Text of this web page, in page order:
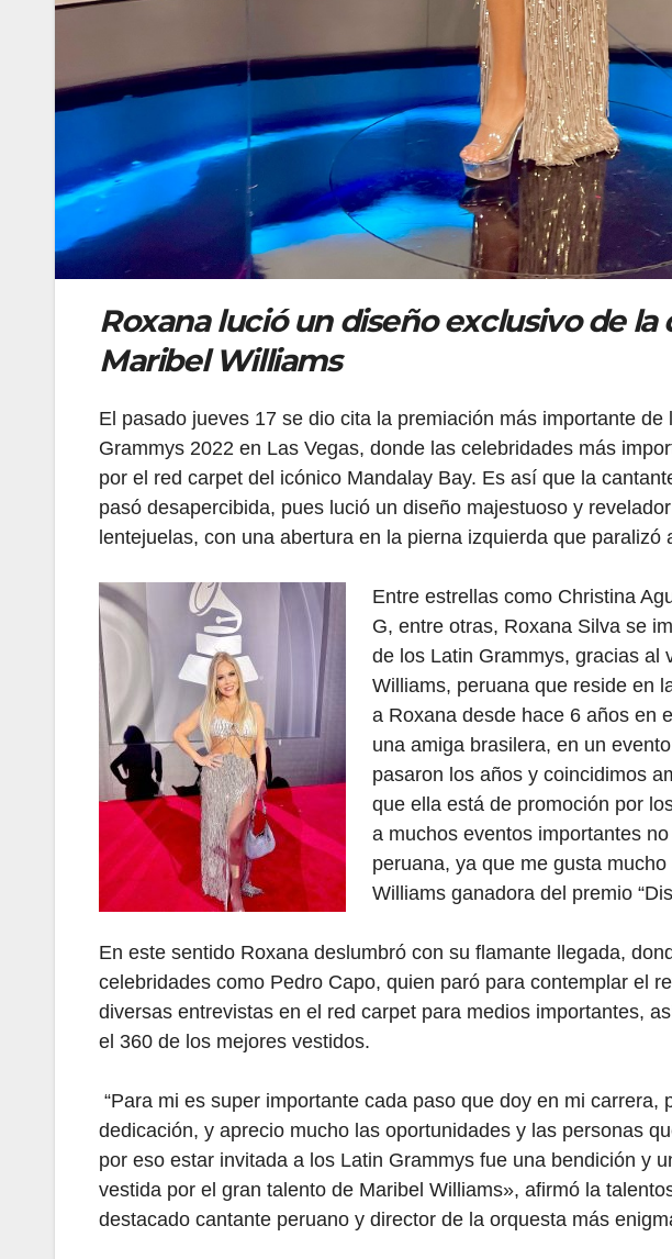
Roxana lució un diseño exclusivo de la
Maribel Williams
El pasado jueves 17 se dio cita la premiación más importante
Grammys 2022 en Las Vegas, donde las celebridades más
por el red carpet del icónico Mandalay Bay. Es así que la
pasó desapercibida, pues lució un diseño majestuoso y
lentejuelas, con una abertura en la pierna izquierda que paralizó
Entre estrellas como Christina
G, entre otras, Roxana Silva se
de los Latin Grammys, gracias al
Williams, peruana que reside en
a Roxana desde hace 6 años en
una amiga brasilera, en un
pasaron los años y coincidimos
que ella está de promoción por
a muchos eventos importantes
peruana, ya que me gusta
Williams ganadora del premio
En este sentido Roxana deslumbró con su flamante llegada,
celebridades como Pedro Capo, quien paró para contemplar el
diversas entrevistas en el red carpet para medios importantes,
el 360 de los mejores vestidos.
“Para mi es super importante cada paso que doy en mi carrera,
dedicación, y aprecio mucho las oportunidades y las personas
por eso estar invitada a los Latin Grammys fue una bendición y
vestida por el gran talento de Maribel Williams», afirmó la
destacado cantante peruano y director de la orquesta más